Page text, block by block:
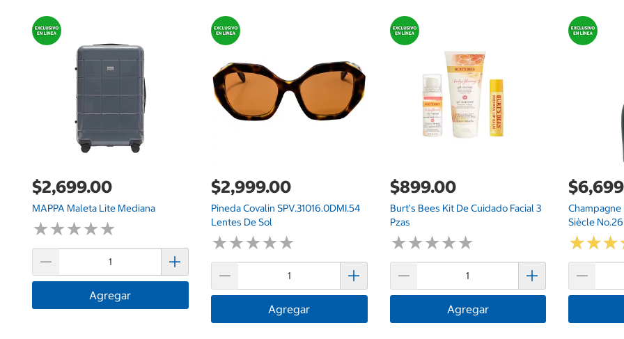
$2,699.00
MAPPA Maleta Lite Mediana
★★★★★
★★★★★
Agregar
$2,999.00
Pineda Covalin SPV.31016.0DMI.54
Lentes De Sol
★★★★★
★★★★★
Agregar
$899.00
Burt's Bees Kit De Cuidado Facial 3
Pzas
★★★★★
★★★★★
Agregar
Siècle
★★★
★★★